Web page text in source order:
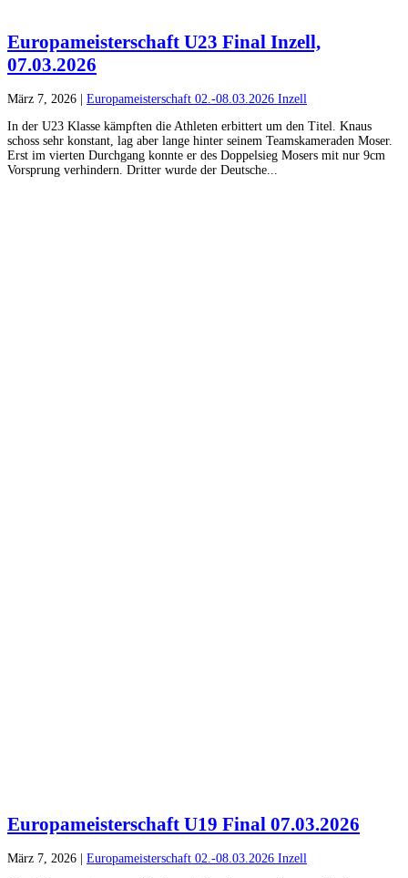
Europameisterschaft U23 Final Inzell,
07.03.2026
März 7, 2026
Europameisterschaft 02.-08.03.2026 Inzell
In der U23 Klasse kämpften die Athleten erbittert um den Titel. Knaus
schoss sehr konstant, lag aber lange hinter seinem Teamskameraden Moser.
Erst im vierten Durchgang konnte er des Doppelsieg Mosers mit nur 9cm
Vorsprung verhindern. Dritter wurde der Deutsche...
Europameisterschaft U19 Final 07.03.2026
März 7, 2026
Europameisterschaft 02.-08.03.2026 Inzell